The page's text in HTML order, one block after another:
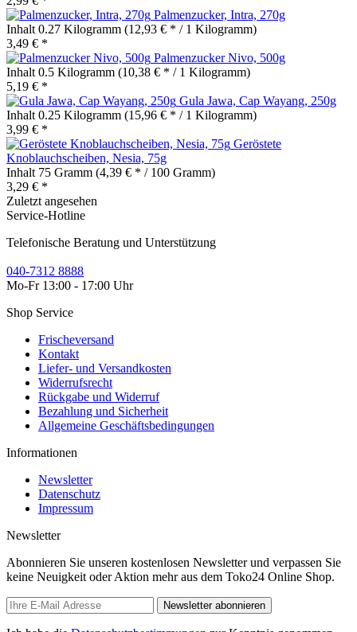
Palmenzucker, Intra, 270g
Inhalt 0.27 Kilogramm (12,93 € * / 1 Kilogramm)
3,49 € *
Palmenzucker Nivo, 500g
Inhalt 0.5 Kilogramm (10,38 € * / 1 Kilogramm)
5,19 € *
Gula Jawa, Cap Wayang, 250g
Inhalt 0.25 Kilogramm (15,96 € * / 1 Kilogramm)
3,99 € *
Geröstete
Knoblauchscheiben, Nesia, 75g
Inhalt 75 Gramm (4,39 € * / 100 Gramm)
3,29 € *
Zuletzt angesehen
Service-Hotline
Telefonische Beratung und Unterstützung
040-7312 8888
Mo-Fr 13:00 - 17:00 Uhr
Shop Service
Frischeversand
Kontakt
Liefer- und Versandkosten
Widerrufsrecht
Rückgabe und Widerruf
Bezahlung und Sicherheit
Allgemeine Geschäftsbedingungen
Informationen
Newsletter
Datenschutz
Impressum
Newsletter
Abonnieren Sie unseren kostenlosen Newsletter und verpassen Sie
keine Neuigkeit oder Aktion mehr aus dem Toko24 Online Shop.
Newsletter abonnieren